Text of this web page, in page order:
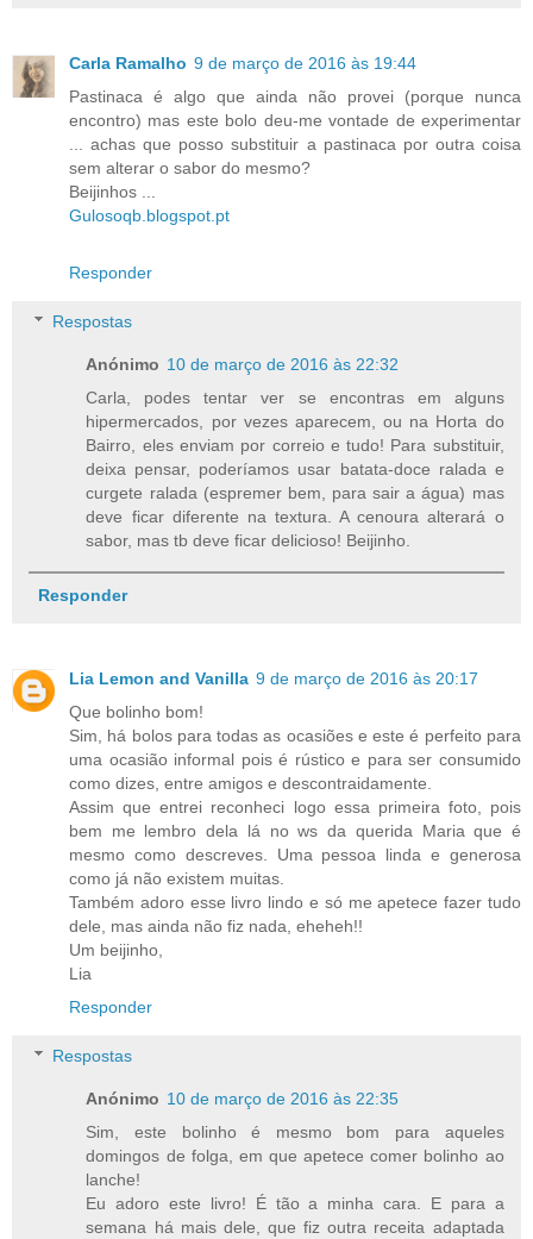
Carla Ramalho 9 de março de 2016 às 19:44
Pastinaca é algo que ainda não provei (porque nunca
encontro) mas este bolo deu-me vontade de experimentar
... achas que posso substituir a pastinaca por outra coisa
sem alterar o sabor do mesmo?
Beijinhos ...
Gulosoqb.blogspot.pt
Responder
Respostas
Anónimo 10 de março de 2016 às 22:32
Carla, podes tentar ver se encontras em alguns
hipermercados, por vezes aparecem, ou na Horta do
Bairro, eles enviam por correio e tudo! Para substituir,
deixa pensar, poderíamos usar batata-doce ralada e
curgete ralada (espremer bem, para sair a água) mas
deve ficar diferente na textura. A cenoura alterará o
sabor, mas tb deve ficar delicioso! Beijinho.
Responder
Lia Lemon and Vanilla 9 de março de 2016 às 20:17
Que bolinho bom!
Sim, há bolos para todas as ocasiões e este é perfeito para
uma ocasião informal pois é rústico e para ser consumido
como dizes, entre amigos e descontraidamente.
Assim que entrei reconheci logo essa primeira foto, pois
bem me lembro dela lá no ws da querida Maria que é
mesmo como descreves. Uma pessoa linda e generosa
como já não existem muitas.
Também adoro esse livro lindo e só me apetece fazer tudo
dele, mas ainda não fiz nada, eheheh!!
Um beijinho,
Lia
Responder
Respostas
Anónimo 10 de março de 2016 às 22:35
Sim, este bolinho é mesmo bom para aqueles
domingos de folga, em que apetece comer bolinho ao
lanche!
Eu adoro este livro! É tão a minha cara. E para a
semana há mais dele, que fiz outra receita adaptada